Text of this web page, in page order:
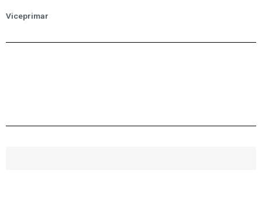
Viceprimar